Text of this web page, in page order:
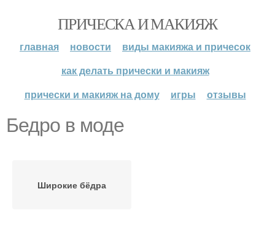
ПРИЧЕСКА И МАКИЯЖ
главная новости
виды макияжа и причесок
как делать прически и макияж
прически и макияж на дому
игры отзывы
Бедро в моде
Широкие бёдра